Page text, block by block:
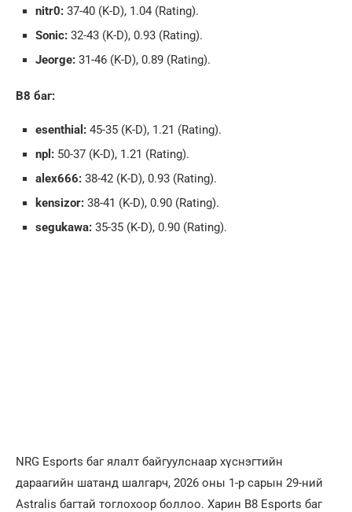
nitr0: 37-40 (K-D), 1.04 (Rating).
Sonic: 32-43 (K-D), 0.93 (Rating).
Jeorge: 31-46 (K-D), 0.89 (Rating).
B8 баг:
esenthial: 45-35 (K-D), 1.21 (Rating).
npl: 50-37 (K-D), 1.21 (Rating).
alex666: 38-42 (K-D), 0.93 (Rating).
kensizor: 38-41 (K-D), 0.90 (Rating).
segukawa: 35-35 (K-D), 0.90 (Rating).
NRG Esports баг ялалт байгуулснаар хүснэгтийн
дараагийн шатанд шалгарч, 2026 оны 1-р сарын 29-ний
Astralis багтай тоглохоор боллоо. Харин B8 Esports баг